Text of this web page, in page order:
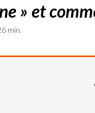
» et
min.